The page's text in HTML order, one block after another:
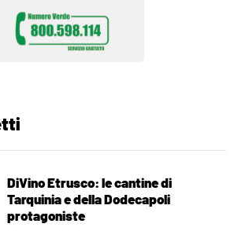
DiVino Etrusco: le cantine di
Tarquinia e della Dodecapoli
protagoniste